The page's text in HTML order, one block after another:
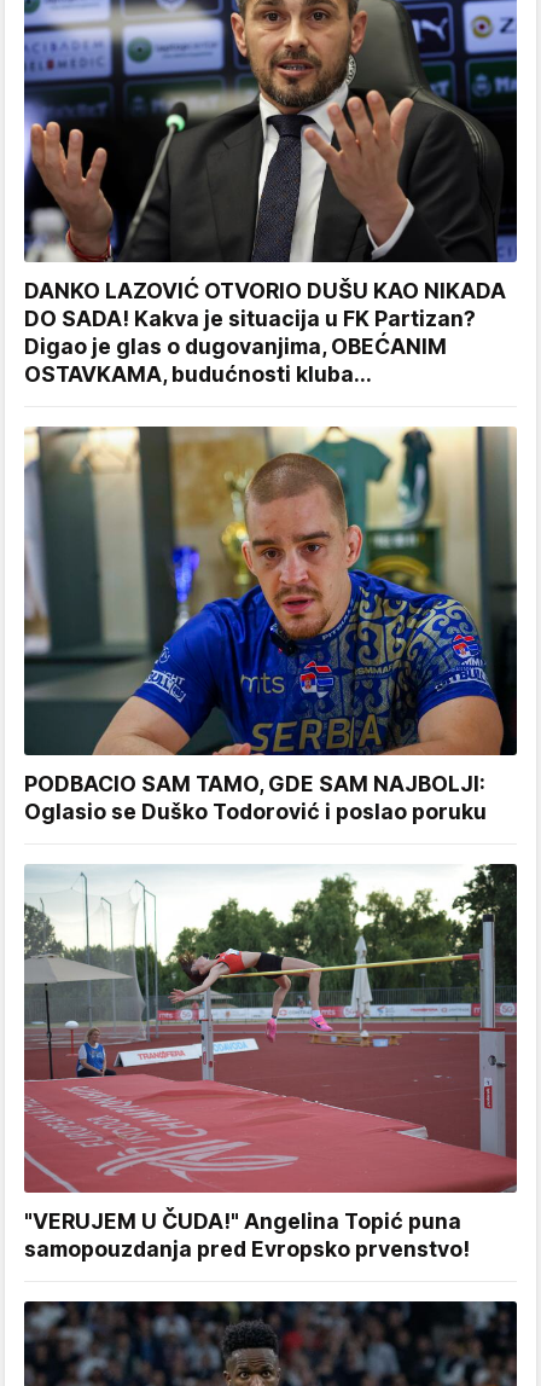
DANKO LAZOVIĆ OTVORIO DUŠU KAO NIKADA
DO SADA! Kakva je situacija u FK Partizan?
Digao je glas o dugovanjima, OBEĆANIM
OSTAVKAMA, budućnosti kluba...
PODBACIO SAM TAMO, GDE SAM NAJBOLJI:
Oglasio se Duško Todorović i poslao poruku
"VERUJEM U ČUDA!" Angelina Topić puna
samopouzdanja pred Evropsko prvenstvo!